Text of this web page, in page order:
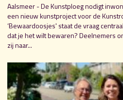
Aalsmeer - De Kunstploeg nodigt
een nieuw kunstproject voor de
‘Bewaardoosjes' staat de vraag
dat je het wilt bewaren? Deelnemers
zij naar...